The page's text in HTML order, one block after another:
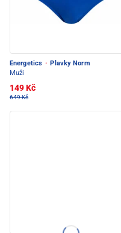
Energetics · Plavky Norm
Muži
149 Kč
649 Kč